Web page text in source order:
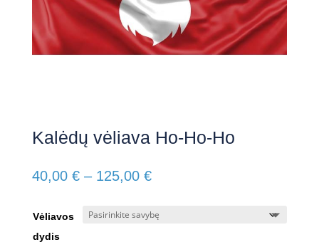
Kalėdų vėliava Ho-Ho-Ho
40,00 € – 125,00 €Price
40,00 €
through
Vėliavos
dydis